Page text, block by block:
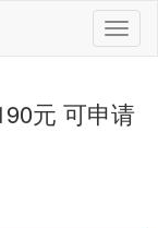
元 可申请